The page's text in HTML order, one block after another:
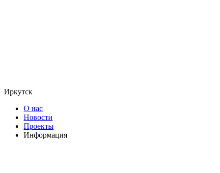
Иркутск
О нас
Новости
Проекты
Информация